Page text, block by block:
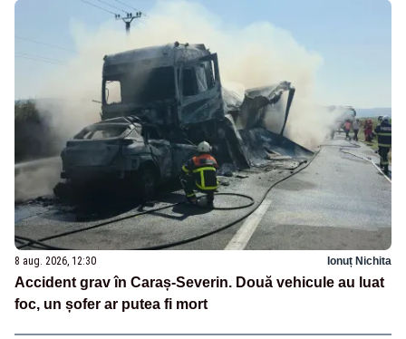
8 aug. 2026, 12:30 Ionuț Nichita
Accident grav în Caraș-Severin. Două vehicule au luat
foc, un șofer ar putea fi mort